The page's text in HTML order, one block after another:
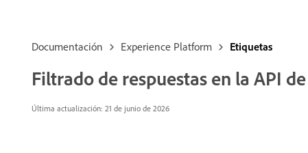
Documentación Experience Platform Etiquetas
Filtrado de respuestas en la API
Última actualización: 21 de junio de 2026